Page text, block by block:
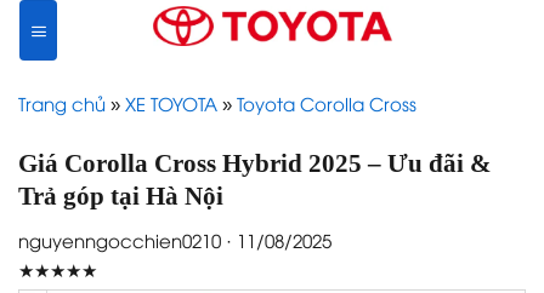
content
Trang chủ » XE TOYOTA » Toyota Corolla Cross
Giá Corolla Cross Hybrid 2025 – Ưu đãi &
Trả góp tại Hà Nội
nguyenngocchien0210 · 11/08/2025
★★★★★